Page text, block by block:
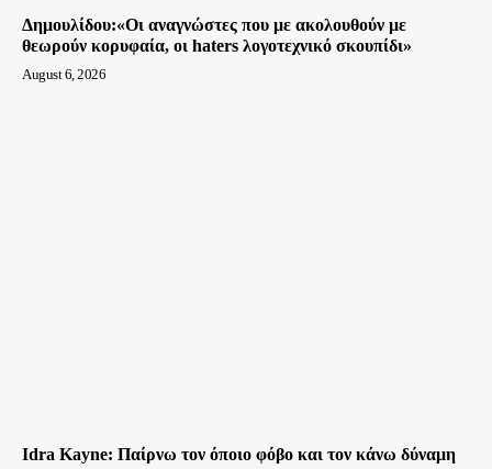
Δημουλίδου:«Οι αναγνώστες που με ακολουθούν με
θεωρούν κορυφαία, οι haters λογοτεχνικό σκουπίδι»
August 6, 2026
Idra Kayne: Παίρνω τον όποιο φόβο και τον κάνω δύναμη